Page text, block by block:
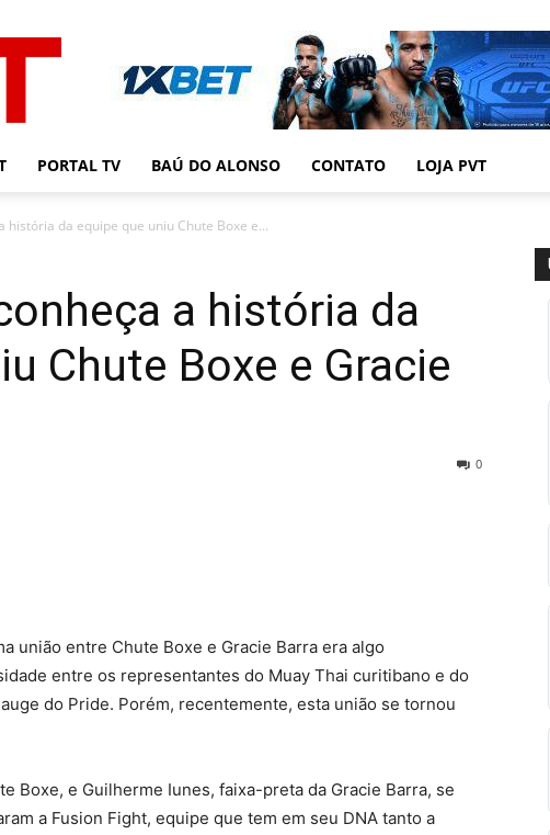
PORTAL TV BAÚ DO ALONSO CONTATO LOJA PVT
história da equipe que uniu Chute Boxe e...
a história da
Chute Boxe e Gracie
0
união entre Chute Boxe e Gracie Barra era algo
entre os representantes do Muay Thai curitibano e do
do Pride. Porém, recentemente, esta união se tornou
Boxe, e Guilherme Iunes, faixa-preta da Gracie Barra, se
a Fusion Fight, equipe que tem em seu DNA tanto a